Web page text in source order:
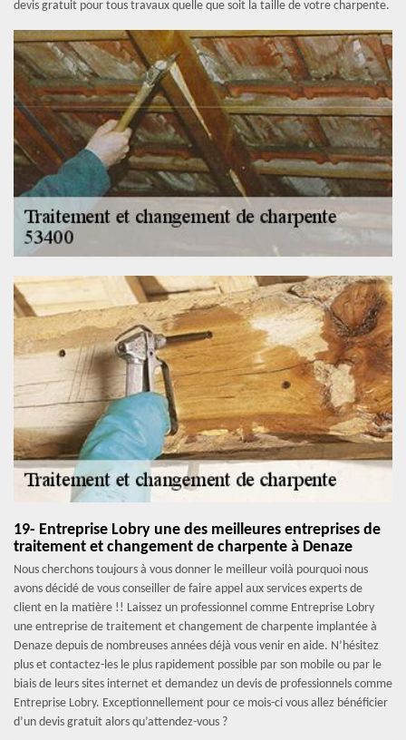
devis gratuit pour tous travaux quelle que soit la taille de votre charpente.
19- Entreprise Lobry une des meilleures entreprises de
traitement et changement de charpente à Denaze
Nous cherchons toujours à vous donner le meilleur voilà pourquoi nous
avons décidé de vous conseiller de faire appel aux services experts de
client en la matière !! Laissez un professionnel comme Entreprise Lobry
une entreprise de traitement et changement de charpente implantée à
Denaze depuis de nombreuses années déjà vous venir en aide. N’hésitez
plus et contactez-les le plus rapidement possible par son mobile ou par le
biais de leurs sites internet et demandez un devis de professionnels comme
Entreprise Lobry. Exceptionnellement pour ce mois-ci vous allez bénéficier
d’un devis gratuit alors qu’attendez-vous ?